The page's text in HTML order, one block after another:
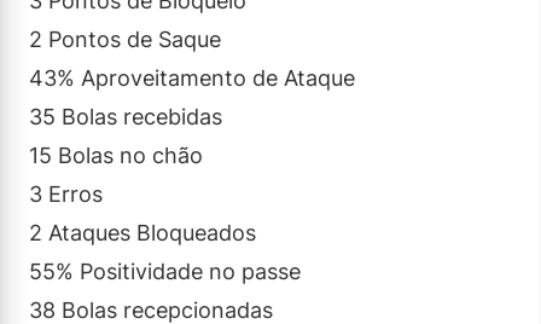
2 Pontos de Saque
43% Aproveitamento de Ataque
35 Bolas recebidas
15 Bolas no chão
3 Erros
2 Ataques Bloqueados
55% Positividade no passe
38 Bolas recepcionadas